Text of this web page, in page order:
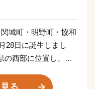
城町・明野町・協和
28日に誕生しまし
の西部に位置し、鬼
特産の米、梨、こだ